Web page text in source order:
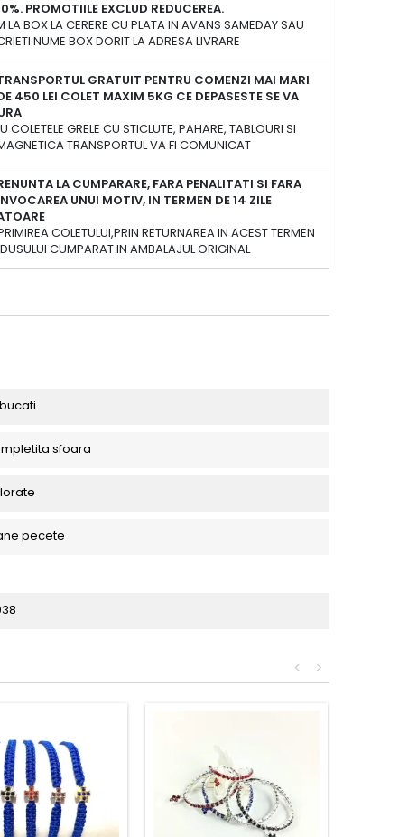
PROMOTIILE EXCLUD REDUCEREA.
LA BOX LA CERERE CU PLATA IN AVANS SAMEDAY SAU
NUME BOX DORIT LA ADRESA LIVRARE
GRATUIT PENTRU COMENZI MAI MARI
450 LEI COLET MAXIM 5KG CE DEPASESTE SE VA
COLETELE GRELE CU STICLUTE, PAHARE, TABLOURI SI
TRANSPORTUL VA FI COMUNICAT
LA CUMPARARE, FARA PENALITATI SI FARA
UNUI MOTIV, IN TERMEN DE 14 ZILE
COLETULUI,PRIN RETURNAREA IN ACEST TERMEN
CUMPARAT IN AMBALAJUL ORIGINAL
sfoara
pecete
>
<